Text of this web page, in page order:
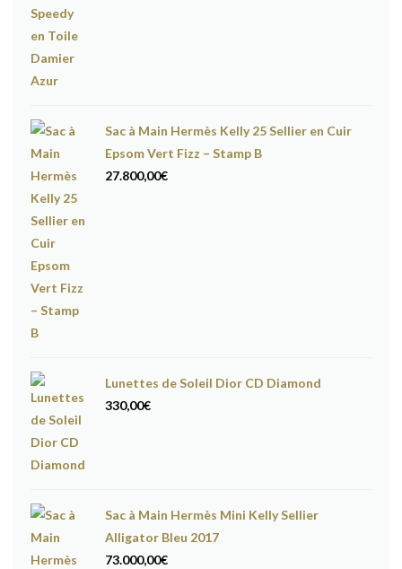
Sac à Main Hermès Kelly 25 Sellier en Cuir
Epsom Vert Fizz – Stamp B
27.800,00€
Lunettes de Soleil Dior CD Diamond
330,00€
Sac à Main Hermès Mini Kelly Sellier
Alligator Bleu 2017
73.000,00€